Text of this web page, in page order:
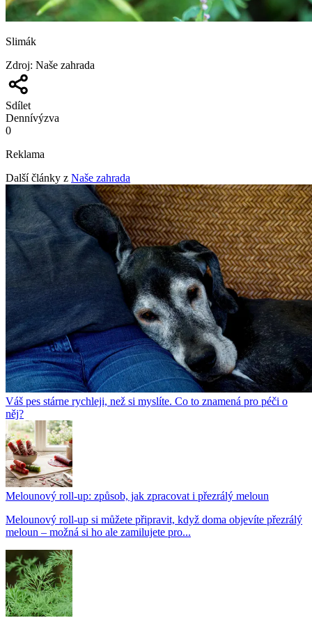
Slimák
Zdroj: Naše zahrada
Sdílet
Dennívýzva
0
Reklama
Další články z Naše zahrada
Váš pes stárne rychleji, než si myslíte. Co to znamená pro péči o
něj?
Melounový roll-up: způsob, jak zpracovat i přezrálý meloun
Melounový roll-up si můžete připravit, když doma objevíte přezrálý
meloun – možná si ho ale zamilujete pro...